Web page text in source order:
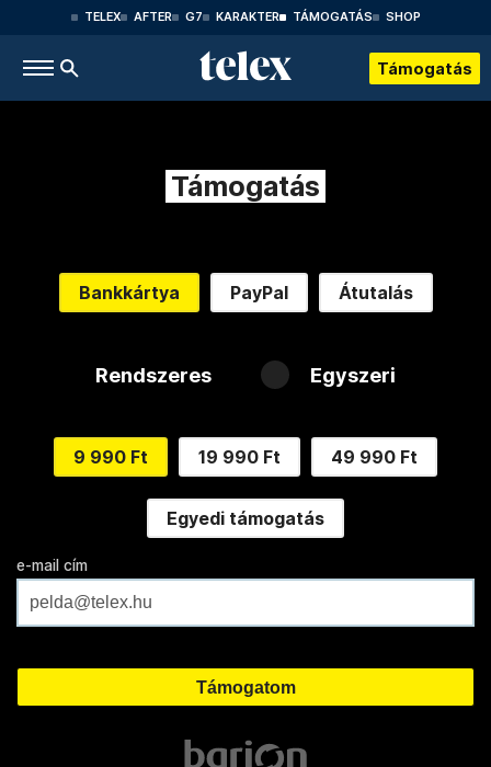
TELEX AFTER G7 KARAKTER TÁMOGATÁS SHOP
Támogatás
Támogatás
Bankkártya PayPal Átutalás
Rendszeres Egyszeri
9 990 Ft 19 990 Ft 49 990 Ft
Egyedi támogatás
e-mail cím